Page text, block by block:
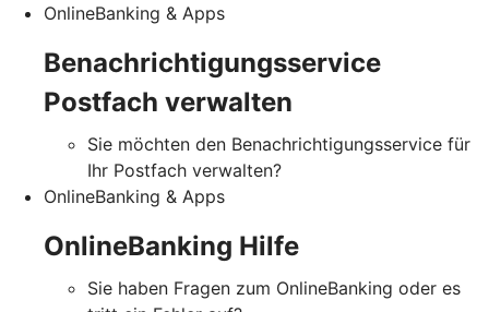
OnlineBanking & Apps
Benachrichtigungsservice
Postfach verwalten
Sie möchten den Benachrichtigungsservice für
Ihr Postfach verwalten?
OnlineBanking & Apps
OnlineBanking Hilfe
Sie haben Fragen zum OnlineBanking oder es